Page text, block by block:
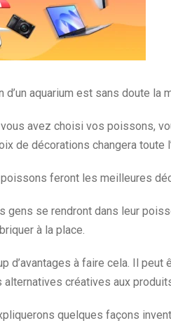
d’un aquarium est sans doute la
avez choisi vos poissons,
de décorations changera toute
poissons feront les meilleures
gens se rendront dans leur
à la place.
d’avantages à faire cela. Il
créatives aux
quelques façons